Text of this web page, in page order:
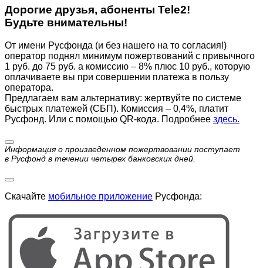
Дорогие друзья, абоненты Tele2!
Будьте внимательны!
От имени Русфонда (и без нашего на то согласия!)
оператор поднял минимум пожертвований с привычного
1 руб. до 75 руб. а комиссию – 8% плюс 10 руб., которую
оплачиваете вы при совершении платежа в пользу
оператора.
Предлагаем вам альтернативу: жертвуйте по cистеме
быстрых платежей (СБП). Комиссия – 0,4%, платит
Русфонд. Или с помощью QR-кода. Подробнее здесь.
Информация о произведенном пожертвовании поступает
в Русфонд в течении четырех банковских дней.
Скачайте мобильное приложение Русфонда: